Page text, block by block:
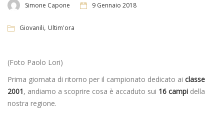
Simone Capone 9 Gennaio 2018
Giovanili, Ultim'ora
(Foto Paolo Lori)
Prima giornata di ritorno per il campionato dedicato ai classe
2001, andiamo a scoprire cosa è accaduto sui 16 campi della
nostra regione.